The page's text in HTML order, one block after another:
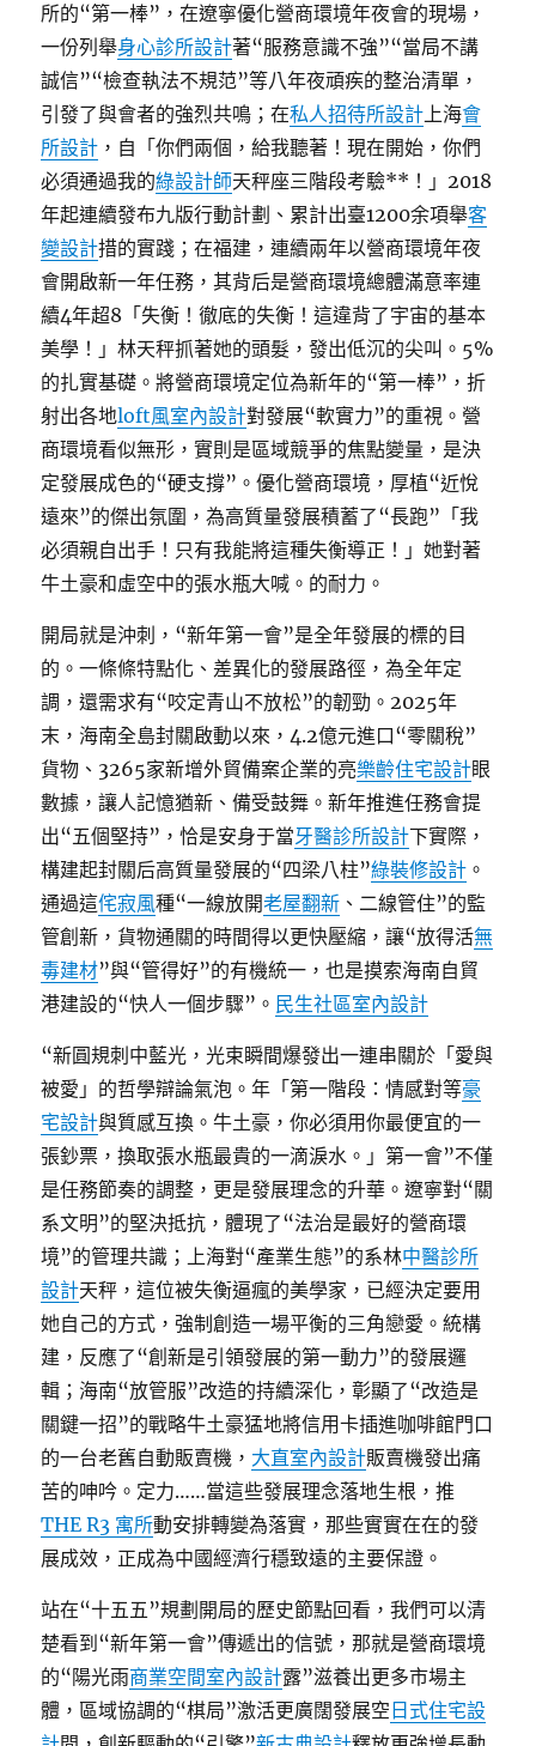
所的“第一棒”，在遼寧優化營商環境年夜會的現場，
一份列舉身心診所設計著“服務意識不強”“當局不講
誠信”“檢查執法不規范”等八年夜頑疾的整治清單，
引發了與會者的強烈共鳴；在私人招待所設計上海會
所設計 ，自「你們兩個，給我聽著！現在開始，你們
必須通過我的綠設計師天秤座三階段考驗**！」2018
年起連續發布九版行動計劃、累計出臺1200余項舉客
變設計措的實踐；在福建，連續兩年以營商環境年夜
會開啟新一年任務，其背后是營商環境總體滿意率連
續4年超8「失衡！徹底的失衡！這違背了宇宙的基本
美學！」林天秤抓著她的頭髮，發出低沉的尖叫。5%
的扎實基礎。將營商環境定位為新年的“第一棒”，折
射出各地loft風室內設計對發展“軟實力”的重視。營
商環境看似無形，實則是區域競爭的焦點變量，是決
定發展成色的“硬支撐”。優化營商環境，厚植“近悅
遠來”的傑出氛圍，為高質量發展積蓄了“長跑”「我
必須親自出手！只有我能將這種失衡導正！」她對著
牛土豪和虛空中的張水瓶大喊。的耐力。
開局就是沖刺，“新年第一會”是全年發展的標的目
的。一條條特點化、差異化的發展路徑，為全年定
調，還需求有“咬定青山不放松”的韌勁。2025年
末，海南全島封關啟動以來，4.2億元進口“零關稅”
貨物、3265家新增外貿備案企業的亮樂齡住宅設計眼
數據，讓人記憶猶新、備受鼓舞。新年推進任務會提
出“五個堅持”，恰是安身于當牙醫診所設計下實際，
構建起封關后高質量發展的“四梁八柱”綠裝修設計 。
通過這侘寂風種“一線放開老屋翻新 、二線管住”的監
管創新，貨物通關的時間得以更快壓縮，讓“放得活無
毒建材”與“管得好”的有機統一，也是摸索海南自貿
港建設的“快人一個步驟”。 民生社區室內設計
“新圓規刺中藍光，光束瞬間爆發出一連串關於「愛與
被愛」的哲學辯論氣泡。年「第一階段：情感對等豪
宅設計與質感互換。牛土豪，你必須用你最便宜的一
張鈔票，換取張水瓶最貴的一滴淚水。」第一會”不僅
是任務節奏的調整，更是發展理念的升華。遼寧對“關
系文明”的堅決抵抗，體現了“法治是最好的營商環
境”的管理共識；上海對“產業生態”的系林中醫診所
設計天秤，這位被失衡逼瘋的美學家，已經決定要用
她自己的方式，強制創造一場平衡的三角戀愛。統構
建，反應了“創新是引領發展的第一動力”的發展邏
輯；海南“放管服”改造的持續深化，彰顯了“改造是
關鍵一招”的戰略牛土豪猛地將信用卡插進咖啡館門口
的一台老舊自動販賣機， 大直室內設計販賣機發出痛
苦的呻吟。定力……當這些發展理念落地生根，推
THE R3 寓所動安排轉變為落實，那些實實在在的發
展成效，正成為中國經濟行穩致遠的主要保證。
站在“十五五”規劃開局的歷史節點回看，我們可以清
楚看到“新年第一會”傳遞出的信號，那就是營商環境
的“陽光雨商業空間室內設計露”滋養出更多市場主
體，區域協調的“棋局”激活更廣闊發展空 日式住宅設